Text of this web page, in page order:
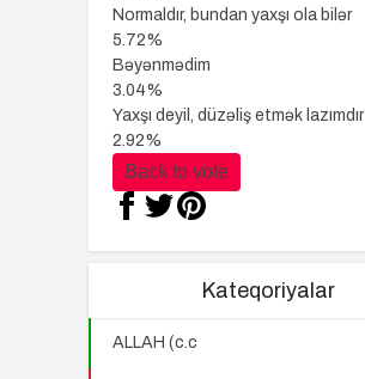
Normaldır, bundan yaxşı ola bilər
5.72%
Bəyənmədim
3.04%
Yaxşı deyil, düzəliş etmək lazımdır
2.92%
Back to vote
Kateqoriyalar
ALLAH (c.c